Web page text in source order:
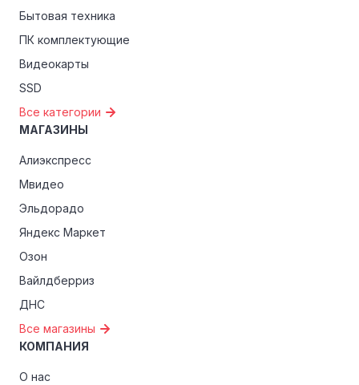
Бытовая техника
ПК комплектующие
Видеокарты
SSD
Все категории
МАГАЗИНЫ
Алиэкспресс
Мвидео
Эльдорадо
Яндекс Маркет
Озон
Вайлдберриз
ДНС
Все магазины
КОМПАНИЯ
О нас